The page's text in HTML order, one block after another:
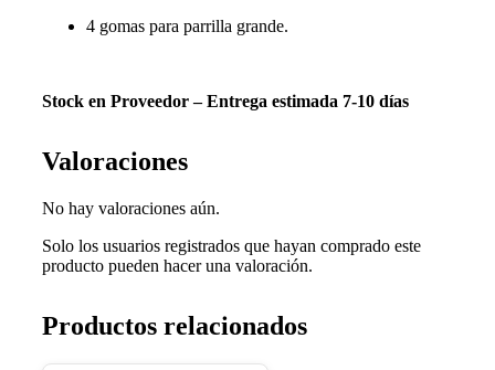
4 gomas para parrilla grande.
Stock en Proveedor – Entrega estimada 7-10 días
Valoraciones
No hay valoraciones aún.
Solo los usuarios registrados que hayan comprado este
producto pueden hacer una valoración.
Productos relacionados